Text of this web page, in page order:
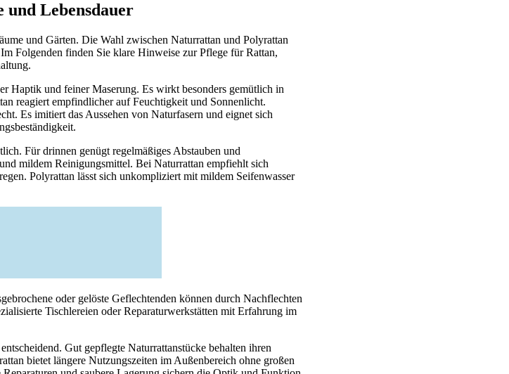
und Lebensdauer
und Gärten. Die Wahl zwischen Naturrattan und Polyrattan
Folgenden finden Sie klare Hinweise zur Pflege für Rattan,
Haptik und feiner Maserung. Es wirkt besonders gemütlich in
reagiert empfindlicher auf Feuchtigkeit und Sonnenlicht.
Es imitiert das Aussehen von Naturfasern und eignet sich
Für drinnen genügt regelmäßiges Abstauben und
mildem Reinigungsmittel. Bei Naturrattan empfiehlt sich
Polyrattan lässt sich unkompliziert mit mildem Seifenwasser
oder gelöste Geflechtenden können durch Nachflechten
Tischlereien oder Reparaturwerkstätten mit Erfahrung im
Gut gepflegte Naturrattanstücke behalten ihren
bietet längere Nutzungszeiten im Außenbereich ohne großen